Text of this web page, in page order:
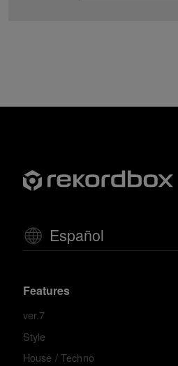
Español
Features
ver.7
Style
House / Techno